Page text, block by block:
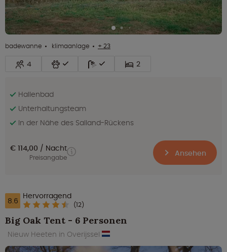
badewanne klimaanlage + 23
4 2
Hallenbad
Unterhaltungsteam
In der Nähe des Salland-Rückens
€ 114,00 Nacht
Preisangabe Ansehen
8.6 Hervorragend
(12)
Big Oak Tent - 6 Personen
Nieuw Heeten in Overijssel